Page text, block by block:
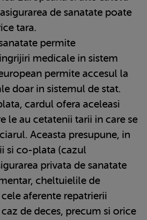
de sanatate poate
tara.
permite
medicale in sistem
permite accesul la
doar in sistemul de stat.
cardul ofera aceleasi
le au cetatenii tarii in care se
Aceasta presupune, in
si co-plata (cazul
privata de sanatate
cheltuielile de
aferente repatrierii
de deces, precum si orice